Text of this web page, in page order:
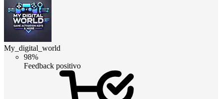
My_digital_world
98%
Feedback positivo